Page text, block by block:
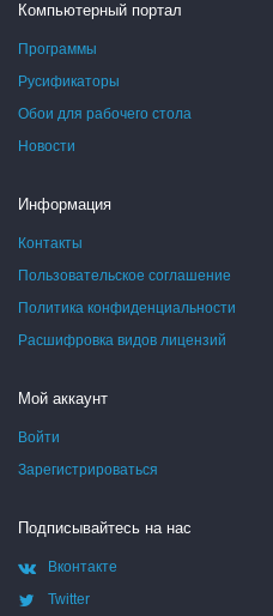
Компьютерный портал
Программы
Русификаторы
Обои для рабочего стола
Новости
Информация
Контакты
Пользовательское соглашение
Политика конфиденциальности
Расшифровка видов лицензий
Мой аккаунт
Войти
Зарегистрироваться
Подписывайтесь на нас
Вконтакте
Twitter